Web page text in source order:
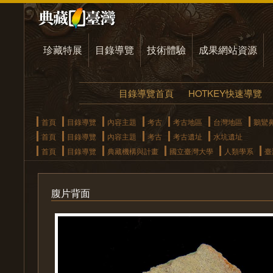
珍藏特展 目錄導覽 技術體驗 成果網站資源
目錄導覽首頁 HOTKEY快速導覽
首頁 目錄導覽 內容主題 考古 考古地區 台灣地區
鵝鸞
首頁
目錄導覽 內容主題 考古 考古遺址
水坑遺址
首頁
目錄導覽 典藏機構與計畫 國立臺灣大學 人類學系
腹片背面